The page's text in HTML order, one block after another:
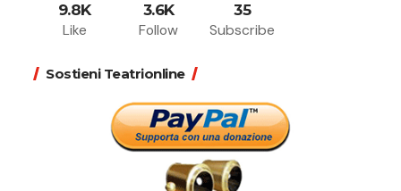
9.8K
Like
3.6K
Follow
35
Subscribe
Sostieni Teatrionline